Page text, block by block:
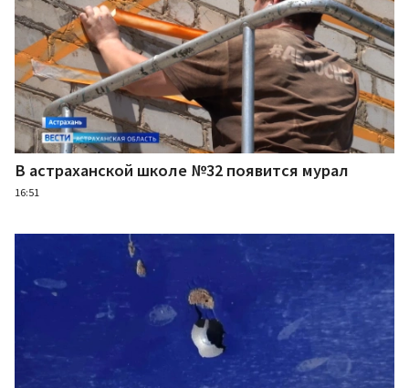
В астраханской школе №32 появится мурал
16:51